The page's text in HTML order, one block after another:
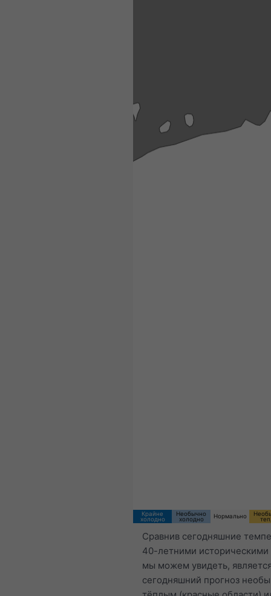
Крайне
холодно
Необычно
холодно
Нормально
Сравнив сегодняшние
40-летними
мы можем увидеть,
сегодняшний прогноз